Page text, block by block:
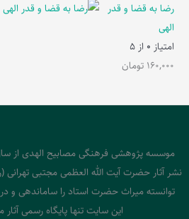
رضا به قضا و قدر
الهی
امتیاز 0 از 5
160,000 تومان
نشر آثار حضرت آیت الله العظمی مجتبی تهرانی
توانسته میراث حضرت استاد را ساماندهی و
این سایت تنها پایگاه رسمی